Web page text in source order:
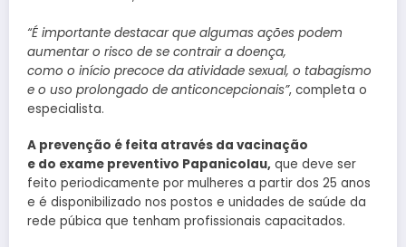
“É importante destacar que algumas ações podem
aumentar o risco de se contrair a doença,
como o início precoce da atividade sexual, o tabagismo
e o uso prolongado de anticoncepcionais”, completa o
especialista.
A prevenção é feita através da vacinação
e do exame preventivo Papanicolau, que deve ser
feito periodicamente por mulheres a partir dos 25 anos
e é disponibilizado nos postos e unidades de saúde da
rede púbica que tenham profissionais capacitados.